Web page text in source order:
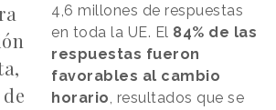
4,6 millones de respuestas
en toda la UE. El 84% de las
respuestas fueron
favorables al cambio
horario, resultados que se